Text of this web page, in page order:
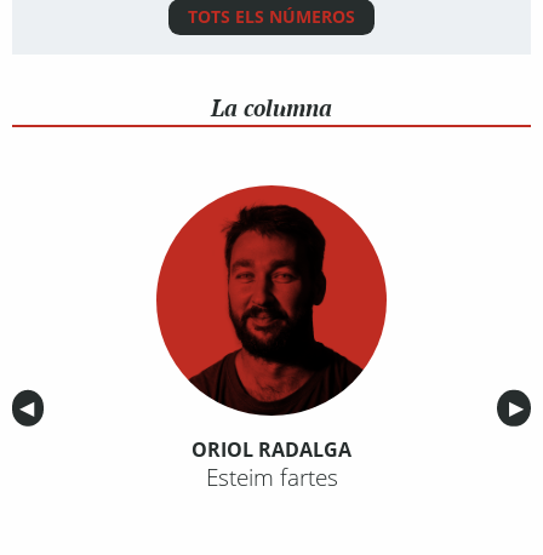
TOTS ELS NÚMEROS
La columna
Anterior
◀︎ ▶︎
ORIOL RADALGA
Esteim fartes